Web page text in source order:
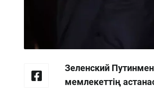
Зеленский
мемлекеттің